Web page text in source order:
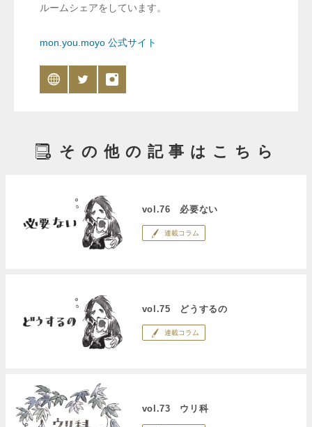
ルームシェアをしています。
mon.you.moyo 公式サイト
その他の記事はこちら
vol.76 必要ない
連載コラム
vol.75 どうするの
連載コラム
vol.73 ウリ科